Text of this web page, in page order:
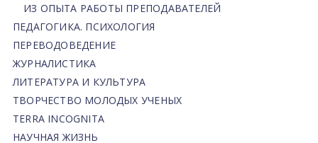
ИЗ ОПЫТА РАБОТЫ ПРЕПОДАВАТЕЛЕЙ
ПЕДАГОГИКА. ПСИХОЛОГИЯ
ПЕРЕВОДОВЕДЕНИЕ
ЖУРНАЛИСТИКА
ЛИТЕРАТУРА И КУЛЬТУРА
ТВОРЧЕСТВО МОЛОДЫХ УЧЕНЫХ
TERRA INCOGNITA
НАУЧНАЯ ЖИЗНЬ